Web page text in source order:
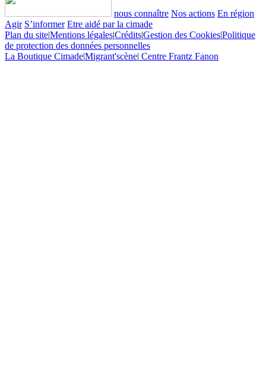
nous connaître Nos actions En région
Agir S’informer Etre aidé par la cimade
Plan du site|Mentions légales|Crédits|Gestion des Cookies|Politique
de protection des données personnelles
La Boutique Cimade|Migrant'scène| Centre Frantz Fanon